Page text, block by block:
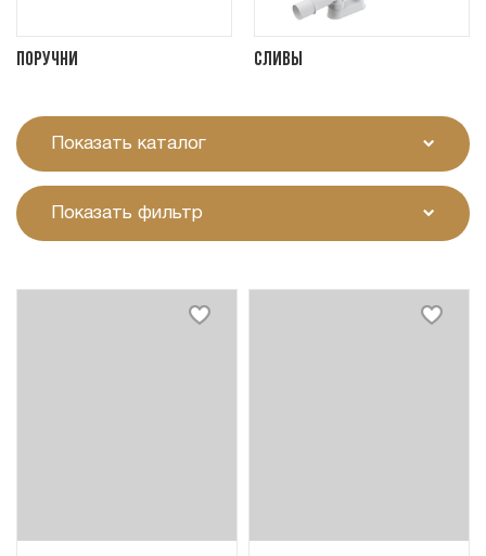
Поручни Сливы
Показать каталог
Показать фильтр